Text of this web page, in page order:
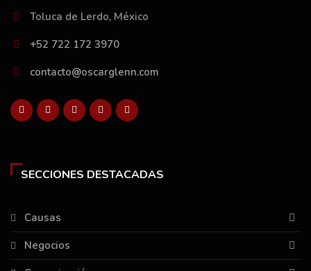
Toluca de Lerdo, México
+52 722 172 3970
contacto@oscarglenn.com
SECCIONES DESTACADAS
Causas
Negocios